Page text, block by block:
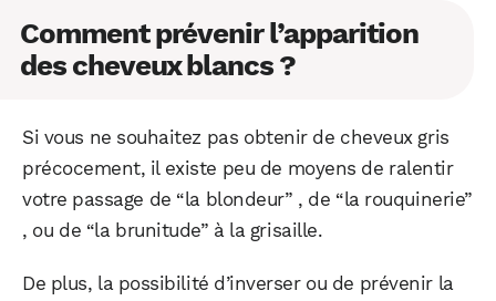
Comment prévenir l’apparition
des cheveux blancs ?
Si vous ne souhaitez pas obtenir de cheveux gris
précocement, il existe peu de moyens de ralentir
votre passage de “la blondeur” , de “la rouquinerie”
, ou de “la brunitude” à la grisaille.
De plus, la possibilité d’inverser ou de prévenir la